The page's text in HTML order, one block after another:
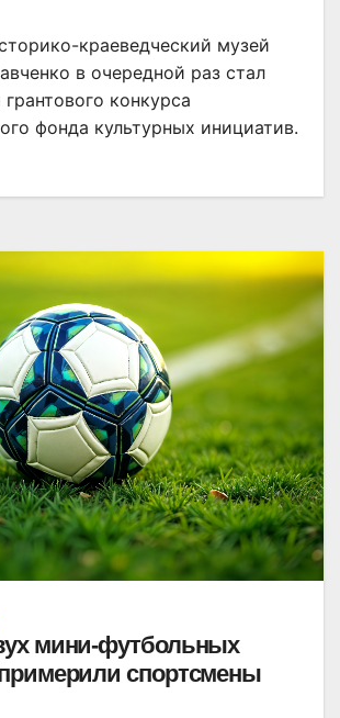
краеведческий музей
в очередной раз стал
конкурса
фонда культурных инициатив.
мини-футбольных
спортсмены